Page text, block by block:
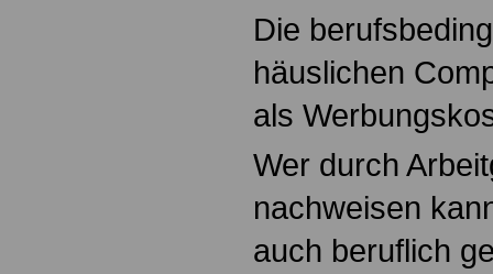
Die
häuslichen
als
Wer durch
nachweisen
auch beruflich